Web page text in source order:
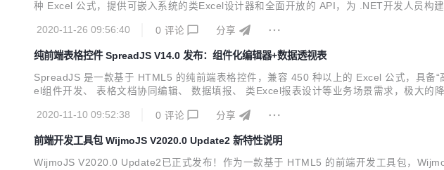
种 Excel 公式，提供可嵌入系统的类Excel设计器和全面开放的 API，为 .NET开发人员
2020-11-26 09:56:40
0 评论 分享
纯前端表格控件 SpreadJS V14.0 发布：组件化编辑器+数据透视表
SpreadJS 是一款基于 HTML5 的纯前端表格控件，兼容 450 种以上的 Excel 公式，具
el组件开发、 表格文档协同编辑、 数据填报、 类Excel报表设计等业务场景需求，极大的
2020-11-10 09:52:38
0 评论 分享
前端开发工具包 WijmoJS V2020.0 Update2 新特性说明
WijmoJS V2020.0 Update2已正式发布！作为一款基于 HTML5 的前端开发工具包，